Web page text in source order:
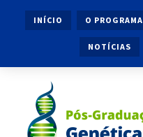
INÍCIO O PROGRAMA
NOTÍCIAS